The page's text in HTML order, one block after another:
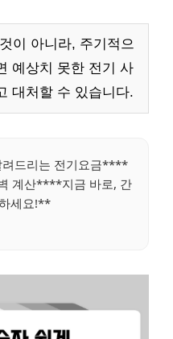
이 아니라, 주기적으
예상치 못한 전기 사
대처할 수 있습니다.
드리는 전기요금****
계산****지금 바로, 간
세요!**